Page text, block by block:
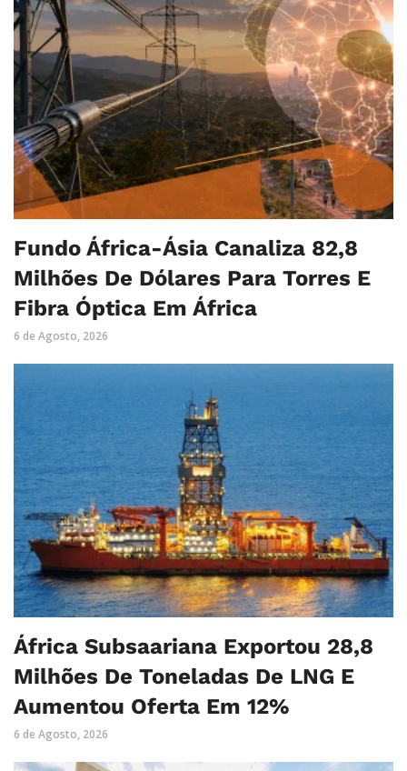
Fundo África-Ásia Canaliza 82,8
Milhões De Dólares Para Torres E
Fibra Óptica Em África
6 de Agosto, 2026
África Subsaariana Exportou 28,8
Milhões De Toneladas De LNG E
Aumentou Oferta Em 12%
6 de Agosto, 2026